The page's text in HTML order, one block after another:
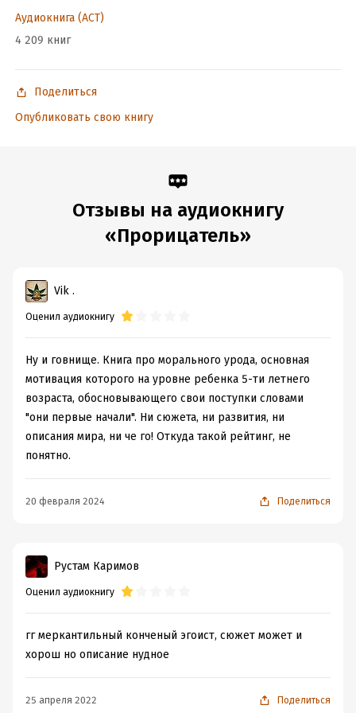
Дата поступления:
ISBN (EAN):
Аудиокнига (АСТ)
4 209 книг
Поделиться
Опубликовать свою книгу
Отзывы на аудиокнигу
«Прорицатель»
Vik .
Оценил аудиокнигу
Ну и говнище. Книга про морального урода, основная
мотивация которого на уровне ребенка 5-ти летнего
возраста, обосновывающего свои поступки словами
"они первые начали". Ни сюжета, ни развития, ни
описания мира, ни че го! Откуда такой рейтинг, не
понятно.
20 февраля 2024 Поделиться
Рустам Каримов
Оценил аудиокнигу
гг меркантильный конченый эгоист, сюжет может и
хорош но описание нудное
25 апреля 2022 Поделиться